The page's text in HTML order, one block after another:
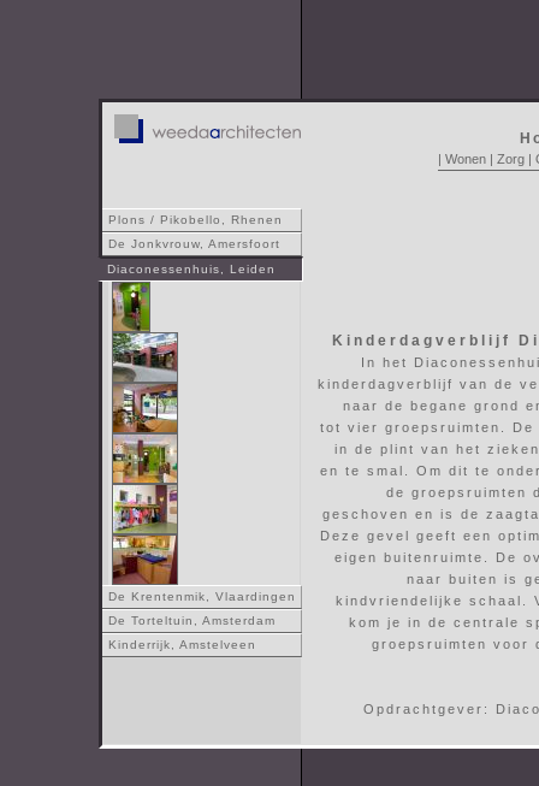
| Wonen | Zorg |
Plons / Pikobello, Rhenen
De Jonkvrouw, Amersfoort
Diaconessenhuis, Leiden
De Krentenmik, Vlaardingen
De Torteltuin, Amsterdam
Kinderrijk, Amstelveen
Kinderdagverblijf
In het
kinderdagverblijf van de
naar de begane grond
tot vier groepsruimten. De
in de plint van het
en te smal. Om dit te
de groepsruimten
geschoven en is de
Deze gevel geeft een
eigen buitenruimte. De
naar buiten is
kindvriendelijke schaal.
kom je in de centrale
groepsruimten voor
Opdrachtgever: